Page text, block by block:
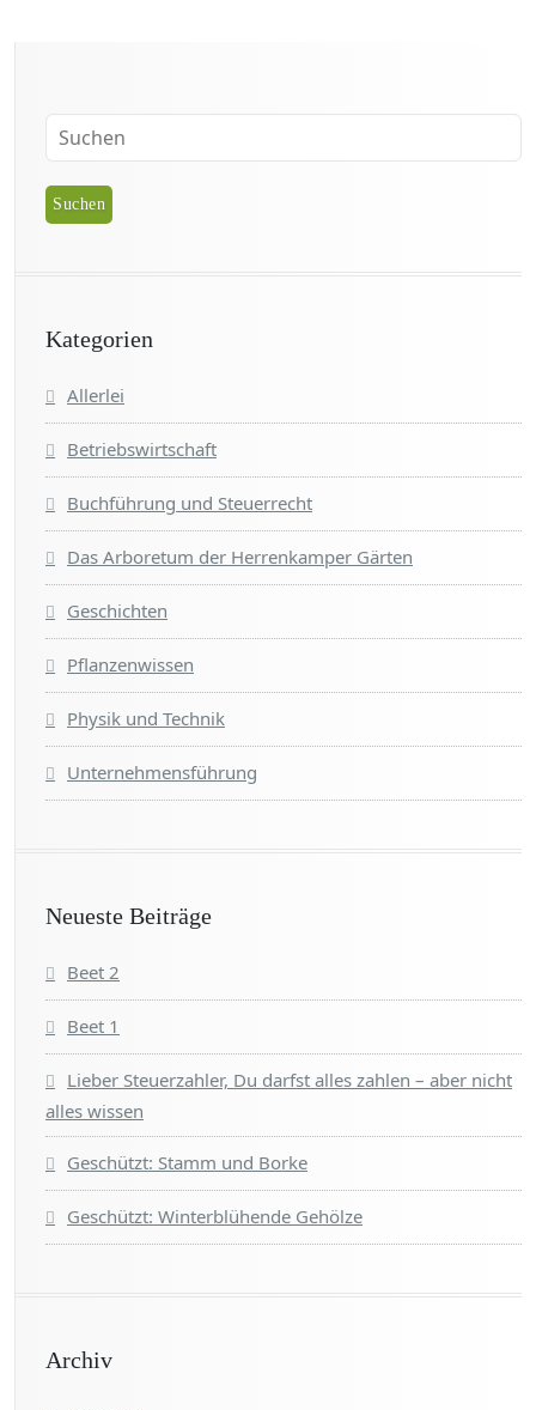
Kategorien
Allerlei
Betriebswirtschaft
Buchführung und Steuerrecht
Das Arboretum der Herrenkamper Gärten
Geschichten
Pflanzenwissen
Physik und Technik
Unternehmensführung
Neueste Beiträge
Beet 2
Beet 1
Lieber Steuerzahler, Du darfst alles zahlen – aber nicht
alles wissen
Geschützt: Stamm und Borke
Geschützt: Winterblühende Gehölze
Archiv